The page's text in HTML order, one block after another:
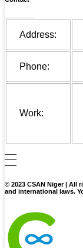
Address:
Phone:
Work:
© 2023 CSAN Niger | All
and international laws.